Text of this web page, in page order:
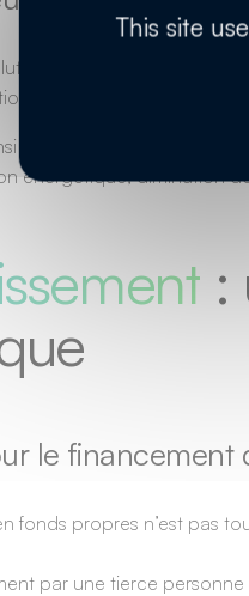
durables qui peut
d’aides qui doivent
soutenu dans ses projets
énergétique, diminution
:
le
fonds propres n’est pas
par une tierce
This site